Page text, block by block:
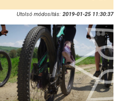
Utolsó módosítás: 2019-01-25 11:30:37